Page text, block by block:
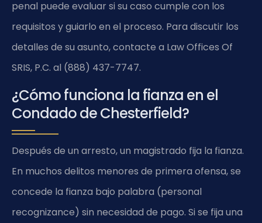
penal puede evaluar si su caso cumple con los
requisitos y guiarlo en el proceso. Para discutir los
detalles de su asunto, contacte a Law Offices Of
SRIS, P.C. al (888) 437-7747.
¿Cómo funciona la fianza en el
Condado de Chesterfield?
Después de un arresto, un magistrado fija la fianza.
En muchos delitos menores de primera ofensa, se
concede la fianza bajo palabra (personal
recognizance) sin necesidad de pago. Si se fija una